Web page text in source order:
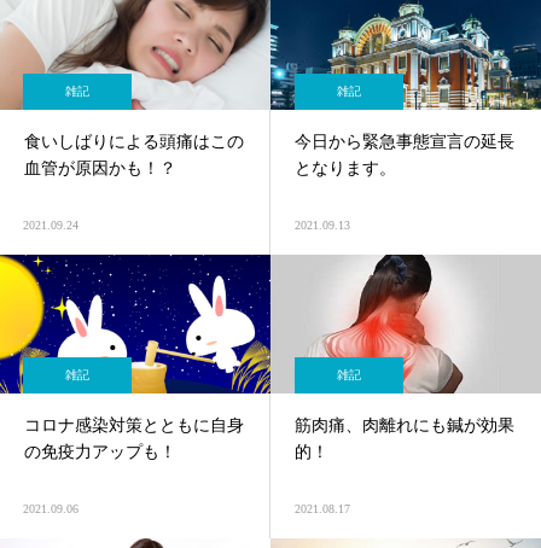
雑記
食いしばりによる頭痛はこの
血管が原因かも！？
2021.09.24
雑記
今日から緊急事態宣言の延長
となります。
2021.09.13
雑記
コロナ感染対策とともに自身
の免疫力アップも！
2021.09.06
雑記
筋肉痛、肉離れにも鍼が効果
的！
2021.08.17